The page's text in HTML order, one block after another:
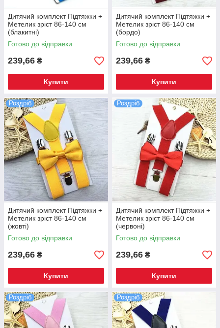
Дитячий комплект Підтяжки +
Метелик зріст 86-140 см
(блакитні)
Готово до відправки
239,66 ₴
Купити
Дитячий комплект Підтяжки +
Метелик зріст 86-140 см
(бордо)
Готово до відправки
239,66 ₴
Купити
Роздріб
Дитячий комплект Підтяжки +
Метелик зріст 86-140 см
(жовті)
Готово до відправки
239,66 ₴
Купити
Роздріб
Дитячий комплект Підтяжки +
Метелик зріст 86-140 см
(червоні)
Готово до відправки
239,66 ₴
Купити
Роздріб Роздріб